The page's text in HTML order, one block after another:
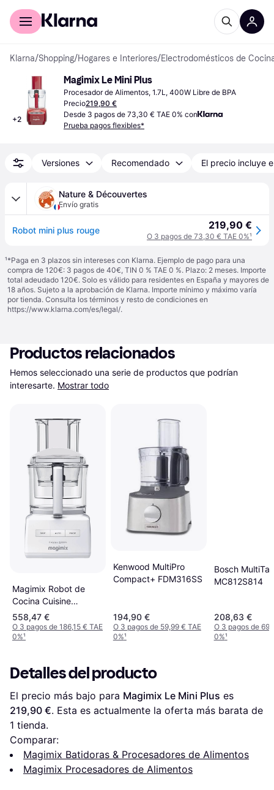
Comprar con Klarna
Klarna/Shopping/Hogares e Interiores/Electrodomésticos de
+2
Magimix Le Mini Plus
Procesador de Alimentos, 1.7L, 400W Libre de BPA
Precio219,90 €
Desde 3 pagos de 73,30 € TAE 0% con
Prueba pagos flexibles*
Versiones Recomendado El precio incluye
Nature & Découvertes
Envío gratis
Robot mini plus rouge 219,90 €
O 3 pagos de 73,30 € TAE 0%¹
¹*Paga en 3 plazos sin intereses con Klarna. Ejemplo de pago para una
compra de 120€: 3 pagos de 40€, TIN 0 % TAE 0 %. Plazo: 2 meses. Importe
total adeudado 120€. Solo es válido para residentes en España y mayores de
18 años. Sujeto a la aprobación de Klarna. Importe mínimo y máximo varía
por tienda. Consulta los términos y resto de condiciones en
https://www.klarna.com/es/legal/.
Productos relacionados
Hemos seleccionado una serie de productos que podrían
interesarte. Mostrar todo
Magimix Robot de
Cocina Cuisine
5200XL Blanco
558,47 €
O 3 pagos de 186,15 € TAE
0%¹
Kenwood MultiPro
Compact+ FDM316SS
194,90 €
O 3 pagos de 59,99 € TAE
0%¹
Bosch
MC812S814
208,63 €
O 3 pagos de
0%¹
Detalles del producto
El precio más bajo para Magimix Le Mini Plus
219,90 €. Esta es actualmente la oferta más barata de
1 tienda.
Comparar:
Magimix Batidoras & Procesadores de Alimentos
Magimix Procesadores de Alimentos